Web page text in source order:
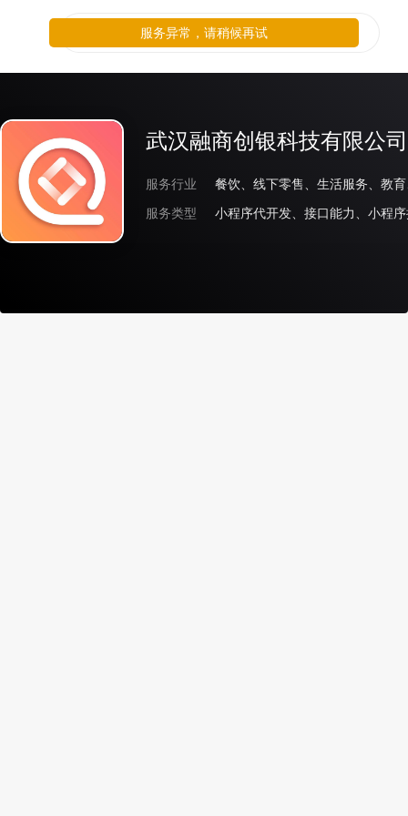
武汉融商创银科技有限公司
服务行业
服务类型
小程序代开发、接口能力、小程
服务异常，请稍候再试